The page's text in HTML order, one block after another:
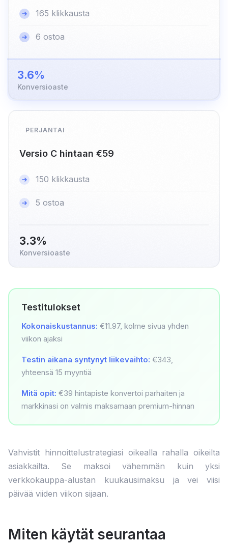
165 klikkausta
6 ostoa
3.6%
Konversioaste
PERJANTAI
Versio C hintaan €59
150 klikkausta
5 ostoa
3.3%
Konversioaste
Testitulokset
Kokonaiskustannus: €11.97, kolme sivua yhden
viikon ajaksi
Testin aikana syntynyt liikevaihto: €343,
yhteensä 15 myyntiä
Mitä opit: €39 hintapiste konvertoi parhaiten ja
markkinasi on valmis maksamaan premium-hinnan
Vahvistit hinnoittelustrategiasi oikealla rahalla oikeilta
asiakkailta. Se maksoi vähemmän kuin yksi
verkkokauppa-alustan kuukausimaksu ja vei viisi
päivää viiden viikon sijaan.
Miten käytät seurantaa